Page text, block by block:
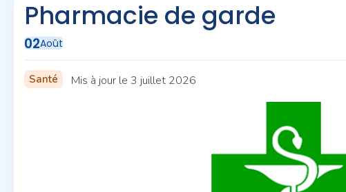
Pharmacie de garde
02Août
Santé Mis à jour le 3 juillet 2026